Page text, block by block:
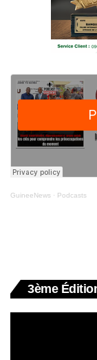
GuineeNews · Podcasts
3ème